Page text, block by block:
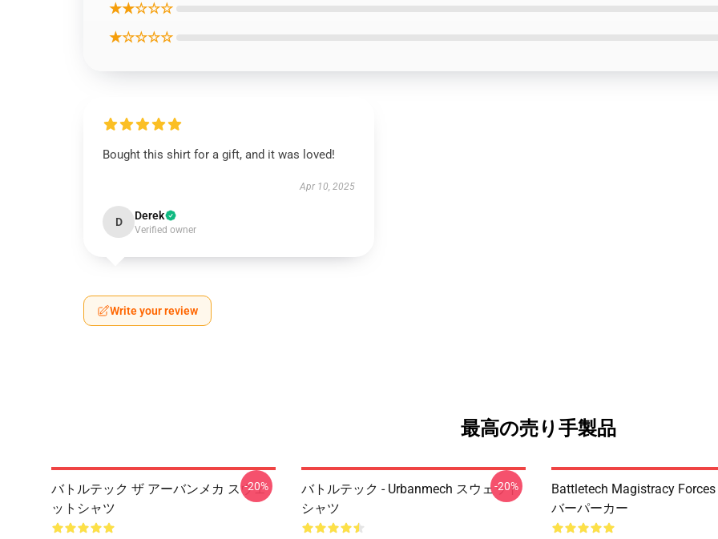
★★☆☆☆
★☆☆☆☆
Bought this shirt for a gift, and it was loved!
Apr 10, 2025
D Derek
Verified owner
Write your review
最高の売り手製品
バトルテック ザ アーバンメカ スウェ
ットシャツ
-20%
バトルテック - Urbanmech スウェット
シャツ
-20%
Battletech Magistracy
バーパーカー